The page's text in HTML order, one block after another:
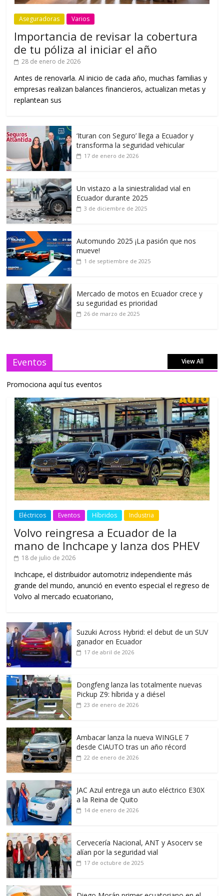
Aseguradoras Varios
Importancia de revisar la cobertura
de tu póliza al iniciar el año
28 de enero de 2026
Antes de renovarla. Al inicio de cada año, muchas familias y
empresas realizan balances financieros, actualizan metas y
replantean sus
‘Ituran con Seguro’ llega a Ecuador y
transforma la seguridad vehicular
17 de enero de 2026
Un vistazo a la siniestralidad vial en
Ecuador durante 2025
3 de diciembre de 2025
Automundo 2025 ¡La pasión que nos
mueve!
1 de septiembre de 2025
Mercado de motos en Ecuador crece y
su seguridad es prioridad
26 de marzo de 2025
Eventos View All
Promociona aquí tus eventos
Eléctricos Eventos Híbridos Industria
Volvo reingresa a Ecuador de la
mano de Inchcape y lanza dos PHEV
18 de julio de 2026
Inchcape, el distribuidor automotriz independiente más
grande del mundo, anunció en evento especial el regreso de
Volvo al mercado ecuatoriano,
Suzuki Across Hybrid: el debut de un SUV
ganador en Ecuador
17 de abril de 2026
Dongfeng lanza las totalmente nuevas
Pickup Z9: híbrida y a diésel
23 de enero de 2026
Ambacar lanza la nueva WINGLE 7
desde CIAUTO tras un año récord
22 de enero de 2026
JAC Azul entrega un auto eléctrico E30X
a la Reina de Quito
14 de enero de 2026
Cervecería Nacional, ANT y Asocerv se
alían por la seguridad vial
17 de octubre de 2025